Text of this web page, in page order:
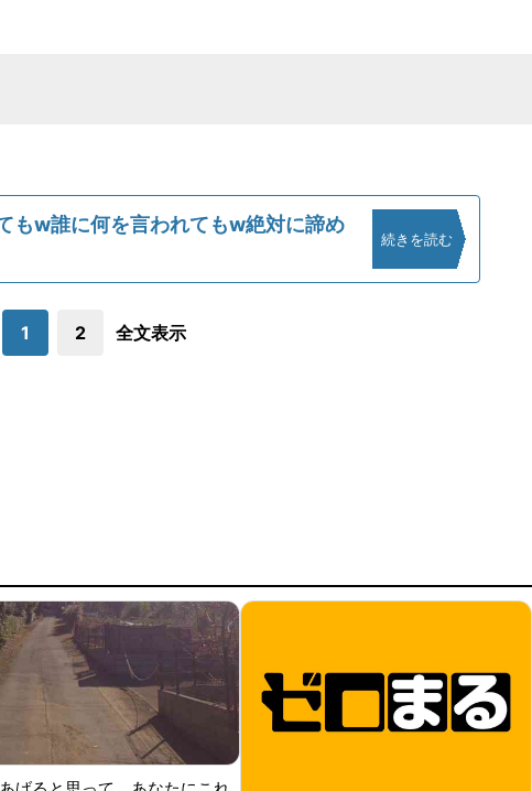
もw誰に何を言われてもw絶対に諦め
続きを読む
1 2 全文表示